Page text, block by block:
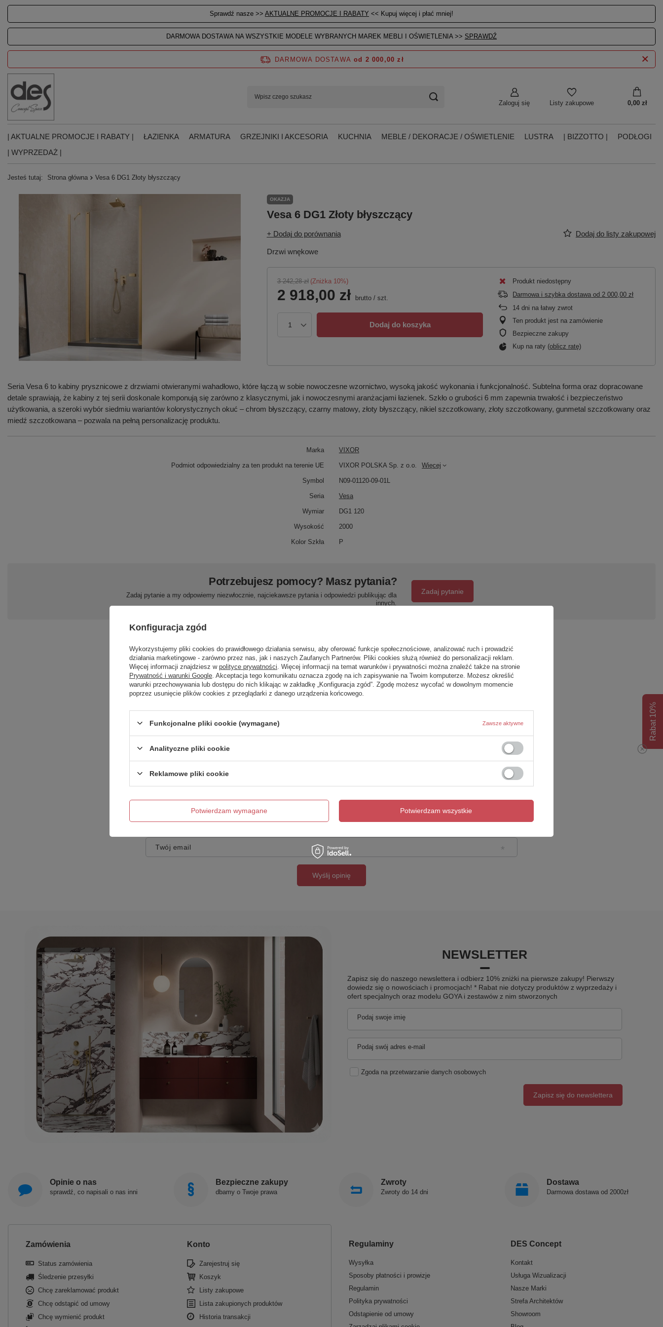
Sprawdź nasze >> AKTUALNE PROMOCJE I RABATY << Kupuj więcej i płać mniej!
DARMOWA DOSTAWA NA WSZYSTKIE MODELE WYBRANYCH MAREK MEBLI I OŚWIETLENIA >> SPRAWDŹ
Zaloguj się Listy zakupowe 0,00 zł
DARMOWA DOSTAWA od 2 000,00 zł
| AKTUALNE PROMOCJE I RABATY | ŁAZIENKA ARMATURA GRZEJNIKI I AKCESORIA KUCHNIA MEBLE / DEKORACJE / OŚWIETLENIE LUSTRA | BIZZOTTO |
PODŁOGI
| WYPRZEDAŻ |
Jesteś tutaj: Strona główna Vesa 6 DG1 Złoty błyszczący
OKAZJA
Vesa 6 DG1 Złoty błyszczący
+ Dodaj do porównania Dodaj do listy zakupowej
Drzwi wnękowe
3 242,28 zł (Zniżka 10%)
2 918,00 zł brutto/ szt.
Dodaj do koszyka
Produkt niedostępny
Darmowa i szybka dostawa od 2 000,00 zł
14 dni na łatwy zwrot
Ten produkt jest na zamówienie
Bezpieczne zakupy
Kup na raty (oblicz ratę)
Seria Vesa 6 to kabiny prysznicowe z drzwiami otwieranymi wahadłowo, które łączą w sobie nowoczesne wzornictwo, wysoką jakość wykonania i funkcjonalność. Subtelna forma oraz dopracowane
detale sprawiają, że kabiny z tej serii doskonale komponują się zarówno z klasycznymi, jak i nowoczesnymi aranżacjami łazienek. Szkło o grubości 6 mm zapewnia trwałość i bezpieczeństwo
użytkowania, a szeroki wybór siedmiu wariantów kolorystycznych okuć – chrom błyszczący, czarny matowy, złoty błyszczący, nikiel szczotkowany, złoty szczotkowany, gunmetal szczotkowany oraz
miedź szczotkowana – pozwala na pełną personalizację produktu.
Marka VIXOR
Podmiot odpowiedzialny za ten produkt na terenie UE VIXOR POLSKA Sp. z o.o. Więcej
Symbol N09-01120-09-01L
Seria Vesa
Wymiar DG1 120
Wysokość 2000
Kolor Szkła P
Potrzebujesz pomocy? Masz pytania?
Zadaj pytanie a my odpowiemy niezwłocznie, najciekawsze pytania i odpowiedzi publikując dla
innych.
Zadaj pytanie
Napisz swoją opinię
Twoja ocena:
5/5
Treść twojej opinii
Dodaj własne zdjęcie produktu:
Twoje imię
Twój email
Wyślij opinię
NEWSLETTER
Zapisz się do naszego newslettera i odbierz 10% zniżki na pierwsze zakupy! Pierwszy
dowiedz się o nowościach i promocjach! * Rabat nie dotyczy produktów z wyprzedaży i
ofert specjalnych oraz modelu GOYA i zestawów z nim stworzonych
Podaj swoje imię
Podaj swój adres e-mail
Zgoda na przetwarzanie danych osobowych
Zapisz się do newslettera
Opinie o nas
sprawdź, co napisali o nas inni
Bezpieczne zakupy
dbamy o Twoje prawa
Zwroty
Zwroty do 14 dni
Dostawa
Darmowa dostawa od 2000zł
Zamówienia
Status zamówienia
Śledzenie przesyłki
Chcę zareklamować produkt
Chcę odstąpić od umowy
Chcę wymienić produkt
Konto
Zarejestruj się
Koszyk
Listy zakupowe
Lista zakupionych produktów
Historia transakcji
Regulaminy
Wysyłka
Sposoby płatności i prowizje
Regulamin
Polityka prywatności
Odstąpienie od umowy
DES Concept
Kontakt
Usługa Wizualizacji
Nasze Marki
Strefa Architektów
Showroom
Rabat 10%
Konfiguracja zgód
Wykorzystujemy pliki cookies do prawidłowego działania serwisu, aby oferować funkcje społecznościowe, analizować ruch i prowadzić
działania marketingowe - zarówno przez nas, jak i naszych Zaufanych Partnerów. Pliki cookies służą również do personalizacji reklam.
Więcej informacji znajdziesz w polityce prywatności . Więcej informacji na temat warunków i prywatności można znaleźć także na stronie
Prywatność i warunki Google . Akceptacja tego komunikatu oznacza zgodę na ich zapisywanie na Twoim komputerze. Możesz określić
warunki przechowywania lub dostępu do nich klikając w zakładkę „Konfiguracja zgód”. Zgodę możesz wycofać w dowolnym momencie
poprzez usunięcie plików cookies z przeglądarki z danego urządzenia końcowego.
Funkcjonalne pliki cookie (wymagane) Zawsze aktywne
Analityczne pliki cookie
Reklamowe pliki cookie
Potwierdzam wymagane Potwierdzam wszystkie